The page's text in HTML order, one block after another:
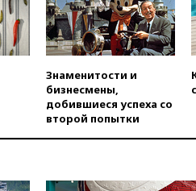
вчера,
снова
Запада
уступкам
примет
Знаменитости и
бизнесмены,
добившиеся успеха со
второй попытки